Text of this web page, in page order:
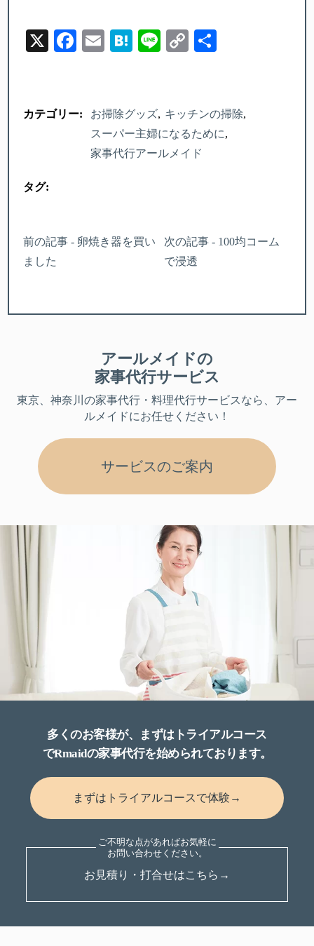
X Facebook
EmailHatenaLineCopy
カテゴリー: お掃除グッズ
キッチンの掃除
スーパー主婦になるために
家事代行アールメイド
タグ:
前の記事 - 卵焼き器を買い
ました
次の記事 - 100均コーム
で浸透
アールメイドの
家事代行サービス
東京、神奈川 の家事代行・料理代行サービスなら、アー
ルメイドにお任せください！
サービスのご案内
多くのお客様が、まずはトライアルコース
でRmaidの家事代行を始められております。
まずはトライアルコースで体験→
お見積り・打合せはこちら→